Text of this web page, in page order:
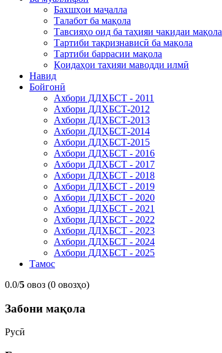
Бахшҳои маҷалла
Талабот ба мақола
Тавсияҳо оид ба таҳияи чакидаи мақола
Тартиби тақризнависӣ ба мақола
Тартиби баррасии мақола
Қоидаҳои таҳияи маводди илмӣ
Навид
Бойгонӣ
Ахбори ДДҲБСТ - 2011
Ахбори ДДҲБСТ-2012
Ахбори ДДҲБСТ-2013
Ахбори ДДҲБСТ-2014
Ахбори ДДҲБСТ-2015
Ахбори ДДҲБСТ - 2016
Ахбори ДДҲБСТ - 2017
Ахбори ДДҲБСТ - 2018
Ахбори ДДҲБСТ - 2019
Ахбори ДДҲБСТ - 2020
Ахбори ДДҲБСТ - 2021
Ахбори ДДҲБСТ - 2022
Ахбори ДДҲБСТ - 2023
Ахбори ДДҲБСТ - 2024
Ахбори ДДҲБСТ - 2025
Тамос
0.0/5 овоз (0 овозҳо)
Забони мақола
Русӣ